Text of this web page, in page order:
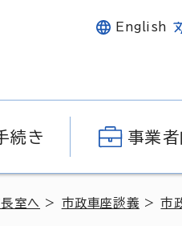
English
続き 事業
室へ > 市政車座談義 >市